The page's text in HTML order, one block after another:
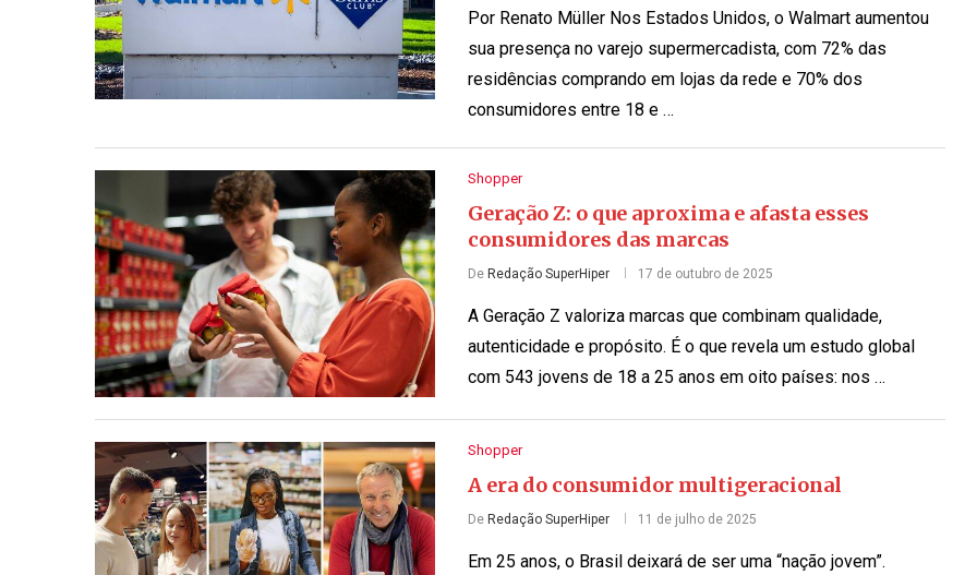
Por Renato Müller Nos Estados Unidos, o Walmart aumentou
sua presença no varejo supermercadista, com 72% das
residências comprando em lojas da rede e 70% dos
consumidores entre 18 e …
Shopper
Geração Z: o que aproxima e afasta esses
consumidores das marcas
De Redação SuperHiper 17 de outubro de 2025
A Geração Z valoriza marcas que combinam qualidade,
autenticidade e propósito. É o que revela um estudo global
com 543 jovens de 18 a 25 anos em oito países: nos …
Shopper
A era do consumidor multigeracional
De Redação SuperHiper 11 de julho de 2025
Em 25 anos, o Brasil deixará de ser uma “nação jovem”.